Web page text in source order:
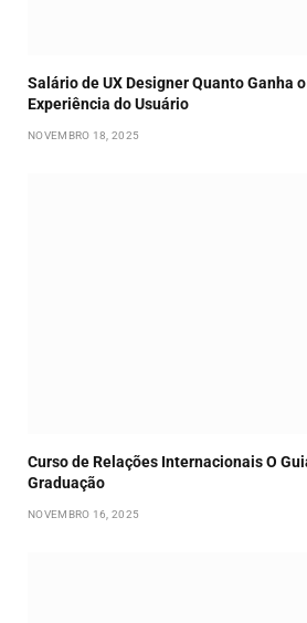
Salário de UX Designer Quanto Ganha
Experiência do Usuário
NOVEMBRO 18, 2025
Curso de Relações Internacionais O
Graduação
NOVEMBRO 16, 2025